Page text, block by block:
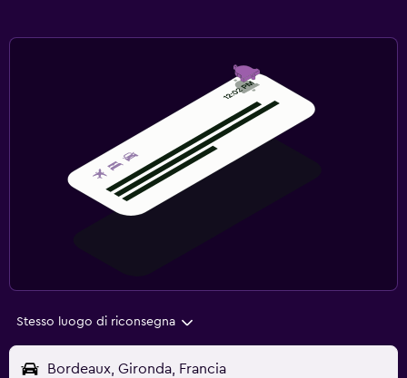
Stesso luogo di riconsegna
Bordeaux, Gironda, Francia